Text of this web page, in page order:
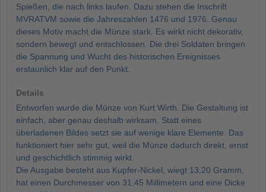
Spießen, die nach links laufen. Dazu stehen die Inschrift
MVRATVM sowie die Jahreszahlen 1476 und 1976. Genau
dieses Motiv macht die Münze stark. Es wirkt nicht dekorativ,
sondern bewegt und entschlossen. Die drei Soldaten bringen
die Spannung und Wucht des historischen Ereignisses
erstaunlich klar auf den Punkt.
Details
Entworfen wurde die Münze von Kurt Wirth. Die Gestaltung ist
einfach, aber genau deshalb wirksam. Statt eines
überladenen Bildes setzt sie auf wenige klare Elemente. Das
funktioniert hier sehr gut, weil die Münze dadurch direkt, ernst
und geschichtlich stimmig wirkt.
Die Ausgabe besteht aus Kupfer-Nickel, wiegt 13,20 Gramm,
hat einen Durchmesser von 31,45 Millimetern und eine Dicke